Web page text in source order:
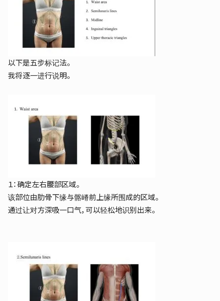
以下是五步标记法。
我将逐一进行说明。
１：确定左右腰部区域。
该部位由肋骨下缘与髂嵴前上缘所围成的区域。
通过让对方深吸一口气，可以轻松地识别出来。